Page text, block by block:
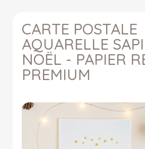
CARTE POSTALE
AQUARELLE
NOËL - PAPIER
PREMIUM